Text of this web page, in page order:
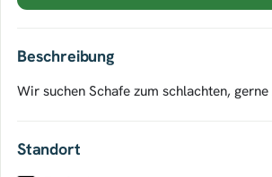
Beschreibung
Wir suchen Schafe zum schlachten,
Standort